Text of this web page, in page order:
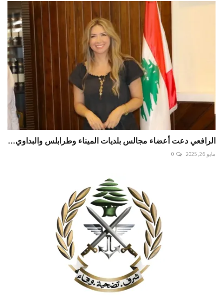
الرافعي دعت أعضاء مجالس بلديات الميناء وطرابلس والبداوي...
مايو 26, 2025 0